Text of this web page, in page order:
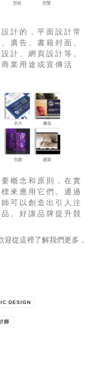
計的，平面設計常
廣告、書籍封面、
計、網頁設計等。
業用途或宣傳活
概念和原則，在實
來應用它們。通過
可以創造出引人注
。好讓品牌提升競
從這裡了解我們更多，
DESIGN
師